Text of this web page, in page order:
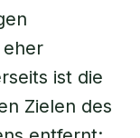
eher
ist die
Zielen des